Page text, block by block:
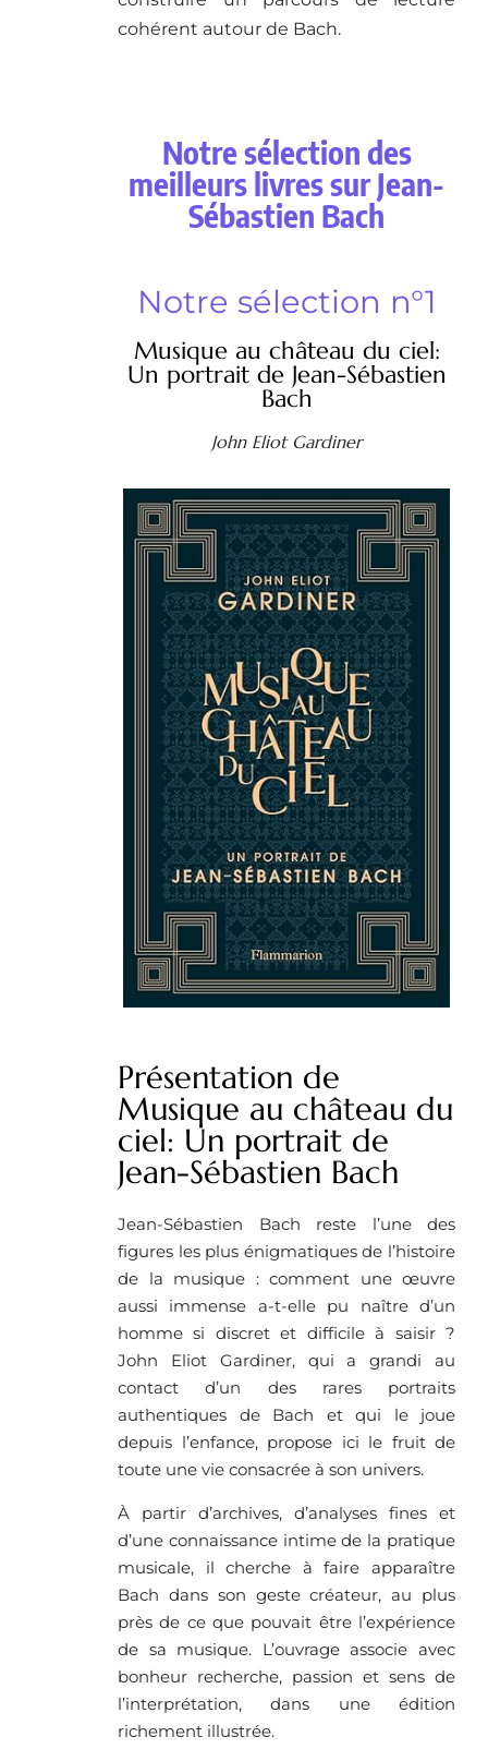
cohérent autour de Bach.
Notre sélection des
meilleurs livres sur Jean-
Sébastien Bach
Notre sélection n°1
Musique au château du ciel:
Un portrait de Jean-Sébastien
Bach
John Eliot Gardiner
Présentation de
Musique au château du
ciel: Un portrait de
Jean-Sébastien Bach
Jean-Sébastien Bach reste l’une des
figures les plus énigmatiques de l’histoire
de la musique : comment une œuvre
aussi immense a-t-elle pu naître d’un
homme si discret et difficile à saisir ?
John Eliot Gardiner, qui a grandi au
contact d’un des rares portraits
authentiques de Bach et qui le joue
depuis l’enfance, propose ici le fruit de
toute une vie consacrée à son univers.
À partir d’archives, d’analyses fines et
d’une connaissance intime de la pratique
musicale, il cherche à faire apparaître
Bach dans son geste créateur, au plus
près de ce que pouvait être l’expérience
de sa musique. L’ouvrage associe avec
bonheur recherche, passion et sens de
l’interprétation, dans une édition
richement illustrée.